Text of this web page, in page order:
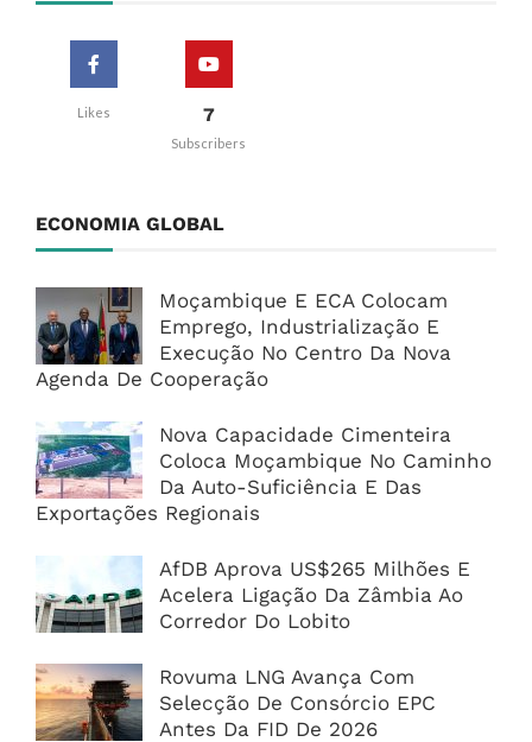
Likes 7
Subscribers
ECONOMIA GLOBAL
Moçambique E ECA Colocam
Emprego, Industrialização E
Execução No Centro Da Nova
Agenda De Cooperação
Nova Capacidade Cimenteira
Coloca Moçambique No Caminho
Da Auto-Suficiência E Das
Exportações Regionais
AfDB Aprova US$265 Milhões E
Acelera Ligação Da Zâmbia Ao
Corredor Do Lobito
Rovuma LNG Avança Com
Selecção De Consórcio EPC
Antes Da FID De 2026